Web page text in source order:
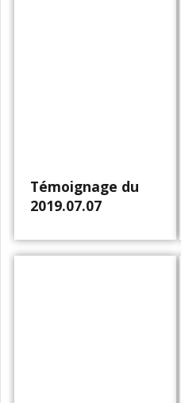
Témoignage du
2019.07.07